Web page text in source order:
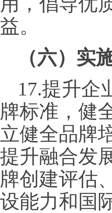
益。
（六）实
17.提升企
牌标准，健
立健全品牌
提升融合发
牌创建评估
设能力和国